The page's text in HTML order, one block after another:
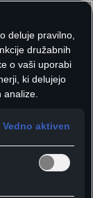
tron dnevno
izdelave
na
modulov s
povečanje
deluje pravilno,
družabnih
o vaši uporabi
ki delujejo
Vedno aktiven